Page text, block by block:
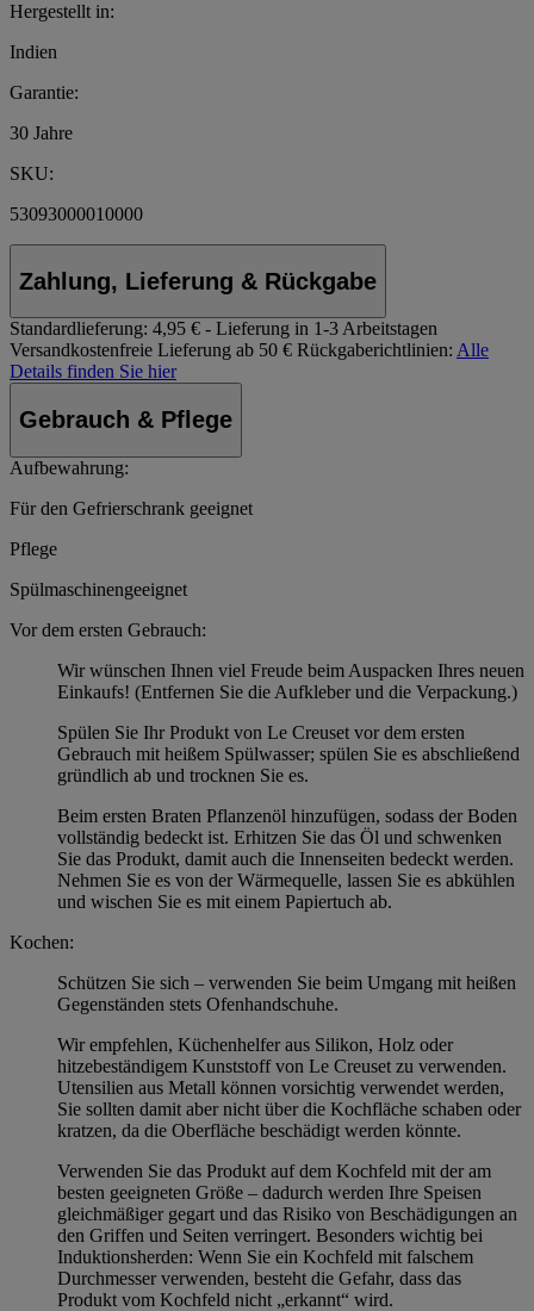
Hergestellt in:
Indien
Garantie:
30 Jahre
SKU:
53093000010000
Zahlung, Lieferung & Rückgabe
Standardlieferung: 4,95 € - Lieferung in 1-3 Arbeitstagen
Versandkostenfreie Lieferung ab 50 € Rückgaberichtlinien: Alle
Details finden Sie hier
Gebrauch & Pflege
Aufbewahrung:
Für den Gefrierschrank geeignet
Pflege
Spülmaschinengeeignet
Vor dem ersten Gebrauch:
Wir wünschen Ihnen viel Freude beim Auspacken Ihres neuen
Einkaufs! (Entfernen Sie die Aufkleber und die Verpackung.)
Spülen Sie Ihr Produkt von Le Creuset vor dem ersten
Gebrauch mit heißem Spülwasser; spülen Sie es abschließend
gründlich ab und trocknen Sie es.
Beim ersten Braten Pflanzenöl hinzufügen, sodass der Boden
vollständig bedeckt ist. Erhitzen Sie das Öl und schwenken
Sie das Produkt, damit auch die Innenseiten bedeckt werden.
Nehmen Sie es von der Wärmequelle, lassen Sie es abkühlen
und wischen Sie es mit einem Papiertuch ab.
Kochen:
Schützen Sie sich – verwenden Sie beim Umgang mit heißen
Gegenständen stets Ofenhandschuhe.
Wir empfehlen, Küchenhelfer aus Silikon, Holz oder
hitzebeständigem Kunststoff von Le Creuset zu verwenden.
Utensilien aus Metall können vorsichtig verwendet werden,
Sie sollten damit aber nicht über die Kochfläche schaben oder
kratzen, da die Oberfläche beschädigt werden könnte.
Verwenden Sie das Produkt auf dem Kochfeld mit der am
besten geeigneten Größe – dadurch werden Ihre Speisen
gleichmäßiger gegart und das Risiko von Beschädigungen an
den Griffen und Seiten verringert. Besonders wichtig bei
Induktionsherden: Wenn Sie ein Kochfeld mit falschem
Durchmesser verwenden, besteht die Gefahr, dass das
Produkt vom Kochfeld nicht „erkannt“ wird.